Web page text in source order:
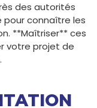
des autorités
pour connaître les
**Maîtriser** ces
votre projet de